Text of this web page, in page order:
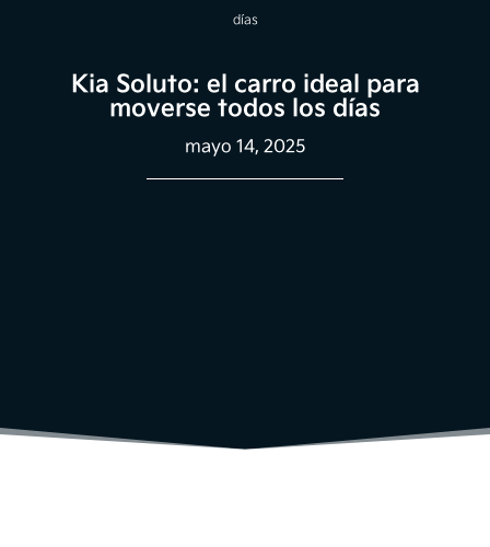
días
Kia Soluto: el carro ideal para
moverse todos los días
mayo 14, 2025